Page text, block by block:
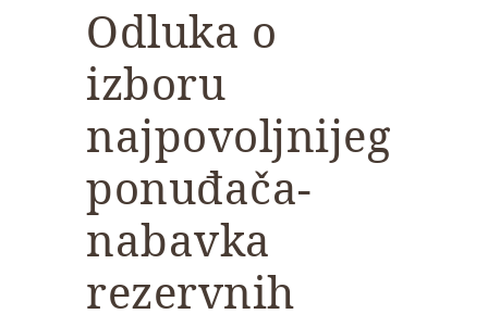
Odluka o
izboru
najpovoljnijeg
ponuđača-
nabavka
rezervnih